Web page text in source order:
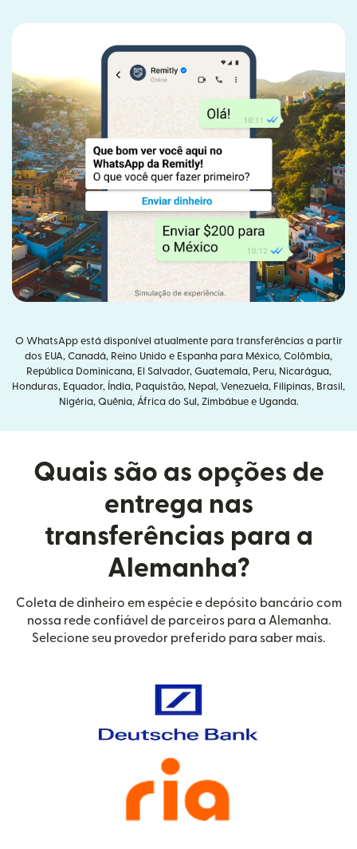
O WhatsApp está disponível atualmente para transferências a partir
dos EUA, Canadá, Reino Unido e Espanha para México, Colômbia,
República Dominicana, El Salvador, Guatemala, Peru, Nicarágua,
Honduras, Equador, Índia, Paquistão, Nepal, Venezuela, Filipinas, Brasil,
Nigéria, Quênia, África do Sul, Zimbábue e Uganda.
Quais são as opções de
entrega nas
transferências para a
Alemanha?
Coleta de dinheiro em espécie e depósito bancário com
nossa rede confiável de parceiros para a Alemanha.
Selecione seu provedor preferido para saber mais.